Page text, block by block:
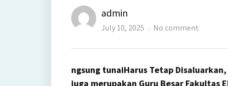
Author
admin
Posted
July 10, 2025 No comment
,
ngsung tunaiHarus Tetap
juga merupakan Guru Besar Fakultas